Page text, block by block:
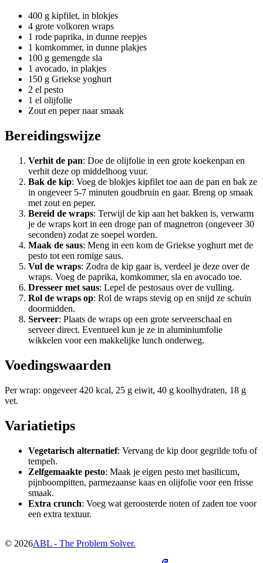
400 g kipfilet, in blokjes
4 grote volkoren wraps
1 rode paprika, in dunne reepjes
1 komkommer, in dunne plakjes
100 g gemengde sla
1 avocado, in plakjes
150 g Griekse yoghurt
2 el pesto
1 el olijfolie
Zout en peper naar smaak
Bereidingswijze
Verhit de pan: Doe de olijfolie in een grote koekenpan en
verhit deze op middelhoog vuur.
Bak de kip: Voeg de blokjes kipfilet toe aan de pan en bak ze
in ongeveer 5-7 minuten goudbruin en gaar. Breng op smaak
met zout en peper.
Bereid de wraps: Terwijl de kip aan het bakken is, verwarm
je de wraps kort in een droge pan of magnetron (ongeveer 30
seconden) zodat ze soepel worden.
Maak de saus: Meng in een kom de Griekse yoghurt met de
pesto tot een romige saus.
Vul de wraps: Zodra de kip gaar is, verdeel je deze over de
wraps. Voeg de paprika, komkommer, sla en avocado toe.
Dresseer met saus: Lepel de pestosaus over de vulling.
Rol de wraps op: Rol de wraps stevig op en snijd ze schuin
doormidden.
Serveer: Plaats de wraps op een grote serveerschaal en
serveer direct. Eventueel kun je ze in aluminiumfolie
wikkelen voor een makkelijke lunch onderweg.
Voedingswaarden
Per wrap: ongeveer 420 kcal, 25 g eiwit, 40 g koolhydraten, 18 g
vet.
Variatietips
Vegetarisch alternatief: Vervang de kip door gegrilde tofu of
tempeh.
Zelfgemaakte pesto: Maak je eigen pesto met basilicum,
pijnboompitten, parmezaanse kaas en olijfolie voor een frisse
smaak.
Extra crunch: Voeg wat geroosterde noten of zaden toe voor
een extra textuur.
© 2026ABL - The Problem Solver.